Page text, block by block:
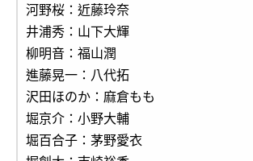
河野桜：近藤玲奈
井浦秀：山下大輝
柳明音：福山潤
進藤晃一：八代拓
沢田ほのか：麻倉もも
堀京介：小野大輔
堀百合子：茅野愛衣